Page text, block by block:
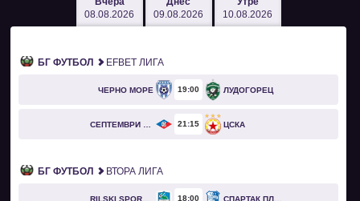
08.08.2026
09.08.2026
10.08.2026
БГ ФУТБОЛ EFBET ЛИГА
ЧЕРНО МОРЕ 19 00 ЛУДОГОРЕЦ
21 15 ЦСКА
БГ ФУТБОЛ ВТОРА ЛИГА
RILSKI SPORTIST 18 00 СПАРТАК ПЛЕВЕН